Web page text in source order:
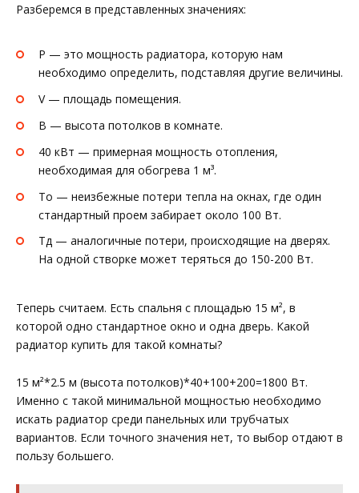
Разберемся в представленных значениях:
P — это мощность радиатора, которую нам
необходимо определить, подставляя другие величины.
V — площадь помещения.
B — высота потолков в комнате.
40 кВт — примерная мощность отопления,
необходимая для обогрева 1 м³.
То — неизбежные потери тепла на окнах, где один
стандартный проем забирает около 100 Вт.
Тд — аналогичные потери, происходящие на дверях.
На одной створке может теряться до 150-200 Вт.
Теперь считаем. Есть спальня с площадью 15 м², в
которой одно стандартное окно и одна дверь. Какой
радиатор купить для такой комнаты?
15 м²*2.5 м (высота потолков)*40+100+200=1800 Вт.
Именно с такой минимальной мощностью необходимо
искать радиатор среди панельных или трубчатых
вариантов. Если точного значения нет, то выбор отдают в
пользу большего.